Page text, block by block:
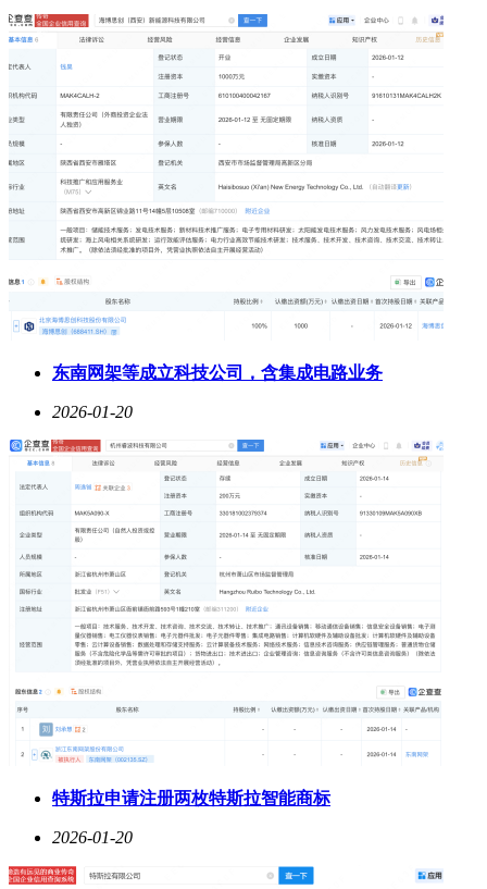
东南网架等成立科技公司，含集成电路业务
2026-01-20
特斯拉申请注册两枚特斯拉智能商标
2026-01-20